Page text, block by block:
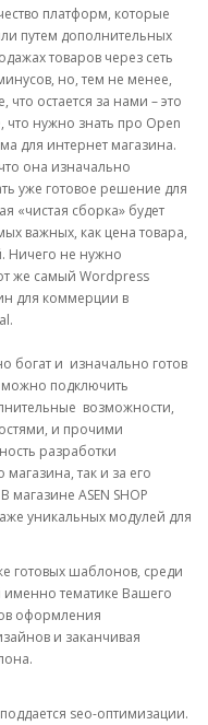
платформ, которые
путем дополнительных
товаров через сеть
но, тем не менее,
остается за нами – это
нужно знать про Open
для интернет магазина.
она изначально
уже готовое решение для
«чистая сборка» будет
важных, как цена товара,
Ничего не нужно
же самый Wordpress
для коммерции в
богат и изначально готов
подключить
возможности,
и прочими
разработки
так и за его
ASEN SHOP
уникальных модулей для
готовых шаблонов, среди
тематике Вашего
оформления
и заканчивая
seo-оптимизации.